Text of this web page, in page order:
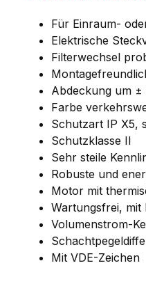
Für Einraum-
Elektrische
Filterwechsel
Abdeckung um ±
Farbe
Schutzart IP X5,
Schutzklasse II
Sehr steile
Robuste und
Motor mit
Wartungsfrei, mit
Volumenstrom-
Mit VDE-Zeichen